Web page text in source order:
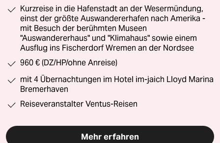
Kurzreise in die Hafenstadt an der Wesermündung,
einst der größte Auswandererhafen nach Amerika -
mit Besuch der berühmten Museen
"Auswandererhaus" und "Klimahaus" sowie einem
Ausflug ins Fischerdorf Wremen an der Nordsee
960 € (DZ/HP/ohne Anreise)
mit 4 Übernachtungen im Hotel im-jaich Lloyd Marina
Bremerhaven
Reiseveranstalter Ventus-Reisen
Mehr erfahren